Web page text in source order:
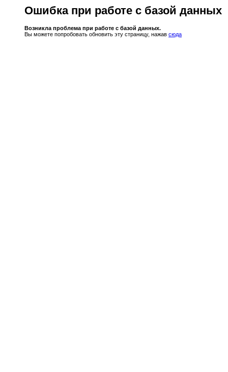
Ошибка при работе с базой данных
Возникла проблема при работе с базой данных.
Вы можете попробовать обновить эту страницу, нажав сюда